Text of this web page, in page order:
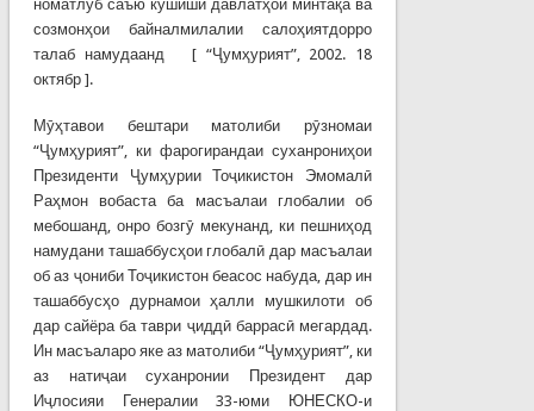
номатлуб саъю кӯшиши давлатҳои минтақа ва
созмонҳои байналмилалии салоҳиятдорро
талаб намудаанд [ “Ҷумҳурият”, 2002. 18
октябр ].
Мӯҳтавои бештари матолиби рӯзномаи
“Ҷумҳурият”, ки фарогирандаи суханрониҳои
Президенти Ҷумҳурии Тоҷикистон Эмомалӣ
Раҳмон вобаста ба масъалаи глобалии об
мебошанд, онро бозгӯ мекунанд, ки пешниҳод
намудани ташаббусҳои глобалӣ дар масъалаи
об аз ҷониби Тоҷикистон беасос набуда, дар ин
ташаббусҳо дурнамои ҳалли мушкилоти об
дар сайёра ба таври ҷиддӣ баррасӣ мегардад.
Ин масъаларо яке аз матолиби “Ҷумҳурият”, ки
аз натиҷаи суханронии Президент дар
Иҷлосияи Генералии 33-юми ЮНЕСКО-и